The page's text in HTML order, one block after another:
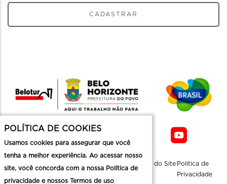
CADASTRAR
Mapa do Site Politica de
Privacidade
POLÍTICA DE COOKIES
Usamos cookies para assegurar que você
tenha a melhor experiência. Ao acessar nosso
site, você concorda com a nossa Política de
privacidade e nossos Termos de uso